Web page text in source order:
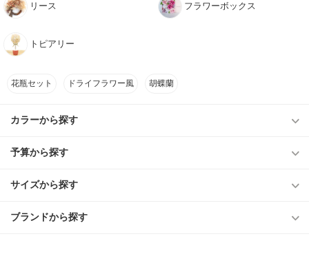
リース フラワーボックス
トピアリー
花瓶セット ドライフラワー風 胡蝶蘭
カラーから探す
予算から探す
サイズから探す
ブランドから探す